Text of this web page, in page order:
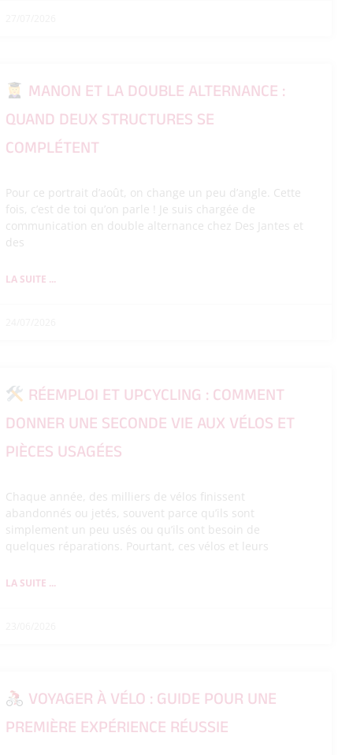
MANON ET LA DOUBLE ALTERNANCE :
QUAND DEUX STRUCTURES SE
COMPLÉTENT
Pour ce portrait d’août, on change un peu d’angle. Cette
fois, c’est de toi qu’on parle ! Je suis chargée de
communication en double alternance chez Des Jantes et
des
LA SUITE ...
RÉEMPLOI ET UPCYCLING : COMMENT
DONNER UNE SECONDE VIE AUX VÉLOS ET
PIÈCES USAGÉES
Chaque année, des milliers de vélos finissent
abandonnés ou jetés, souvent parce qu’ils sont
simplement un peu usés ou qu’ils ont besoin de
quelques réparations. Pourtant, ces vélos et leurs
LA SUITE ...
VOYAGER À VÉLO : GUIDE POUR UNE
PREMIÈRE EXPÉRIENCE RÉUSSIE